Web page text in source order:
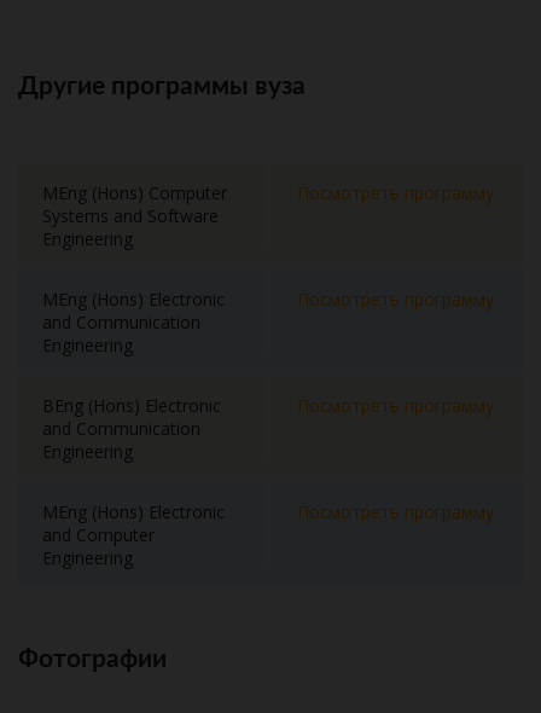
Другие программы вуза
MEng (Hons) Computer
Systems and Software
Engineering
Посмотреть программу
MEng (Hons) Electronic
and Communication
Engineering
Посмотреть программу
BEng (Hons) Electronic
and Communication
Engineering
Посмотреть программу
MEng (Hons) Electronic
and Computer
Engineering
Посмотреть программу
Фотографии